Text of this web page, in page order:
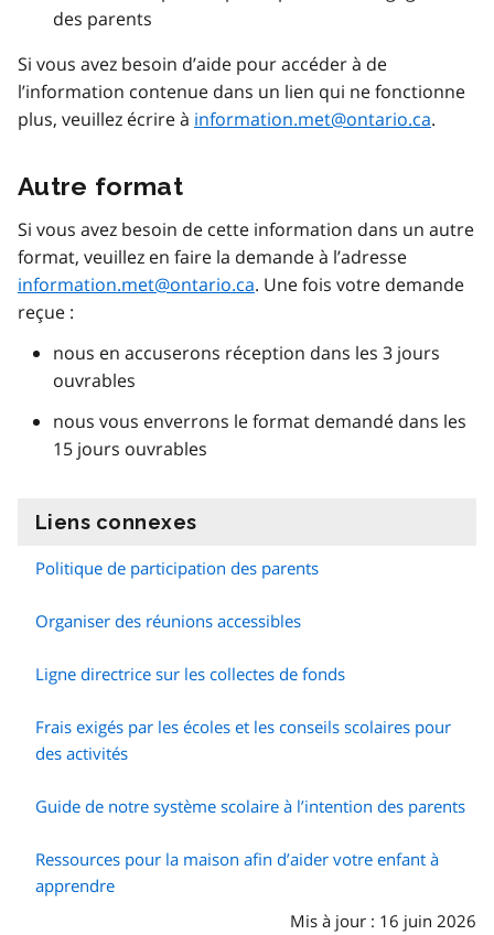
des parents
Si vous avez besoin d’aide pour accéder à de
l’information contenue dans un lien qui ne fonctionne
plus, veuillez écrire à information.met@ontario.ca.
Autre format
Si vous avez besoin de cette information dans un autre
format, veuillez en faire la demande à l’adresse
information.met@ontario.ca. Une fois votre demande
reçue :
nous en accuserons réception dans les 3 jours
ouvrables
nous vous enverrons le format demandé dans les
15 jours ouvrables
Liens connexes
Politique de participation des parents
Organiser des réunions accessibles
Ligne directrice sur les collectes de fonds
Frais exigés par les écoles et les conseils scolaires pour
des activités
Guide de notre système scolaire à l’intention des parents
Ressources pour la maison afin d’aider votre enfant à
apprendre
Mis à jour : 16 juin 2026